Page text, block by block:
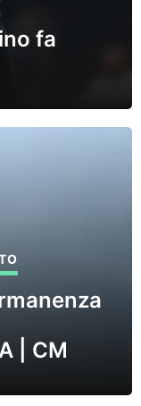
fa
| CM